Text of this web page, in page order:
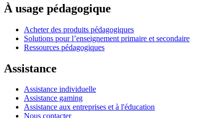
À usage pédagogique
Acheter des produits pédagogiques
Solutions pour l’enseignement primaire et secondaire
Ressources pédagogiques
Assistance
Assistance individuelle
Assistance gaming
Assistance aux entreprises et à l'éducation
Nous contacter